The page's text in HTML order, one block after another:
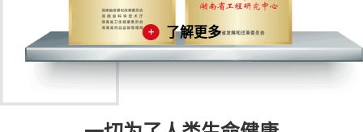
了解更多